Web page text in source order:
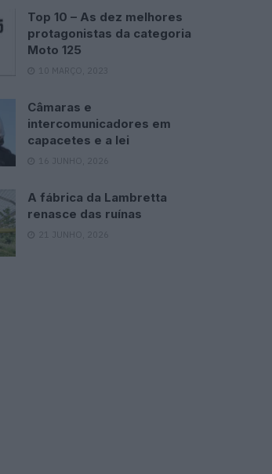
Top 10 – As dez melhores
protagonistas da categoria
Moto 125
10 MARÇO, 2023
Câmaras e
intercomunicadores em
capacetes e a lei
16 JUNHO, 2026
A fábrica da Lambretta
renasce das ruínas
21 JUNHO, 2026